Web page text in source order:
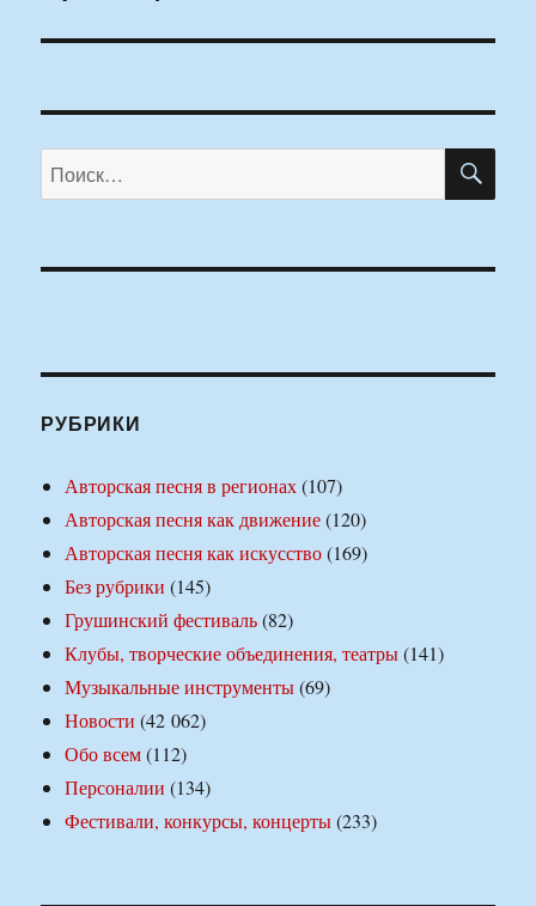
Искать:
РУБРИКИ
Авторская песня в регионах(107)
Авторская песня как движение(120)
Авторская песня как искусство(169)
Без рубрики (145)
Грушинский фестиваль(82)
Клубы, творческие объединения, театры(141)
Музыкальные инструменты(69)
Новости (42 062)
Обо всем(112)
Персоналии (134)
Фестивали, конкурсы, концерты(233)